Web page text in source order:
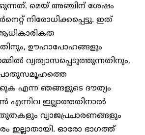
മെയ് അഞ്ചിന് ശേഷം
നിരോധിക്കപ്പെട്ടു. ഇത്
ഊഹാപോഹങ്ങളും
വ്യത്യാസപ്പെടുത്തുന്നതിനും,
എന്ന ഞങ്ങളുടെ ദൗത്യം
എന്നിവ ഇല്ലാത്തതിനാൽ
വ്യാജപ്രചാരണങ്ങളും
ഇല്ലാതായി. ഓരോ ഭാഗത്ത്